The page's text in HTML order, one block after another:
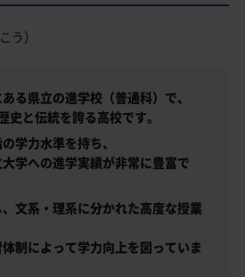
う）
る県立の進学校（普通科） で、
と伝統を誇る高校です。
学力水準を持ち、
学への進学実績が非常に豊富で
文系・理系に分かれた高度な授業
制によって学力向上を図っていま